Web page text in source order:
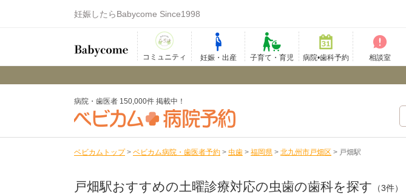
妊娠したらBabycome Since1998
コミュニティ 妊娠・出産 子育て・育児 病院•歯科予約 相談室
病院・歯医者 150,000件 掲載中！
ベビカムトップ > ベビカム病院・歯医者予約 > 虫歯 > 福岡県 > 北九州市戸畑区 > 戸畑駅
戸畑駅おすすめの土曜診療対応の虫歯の歯科を探す （3件）